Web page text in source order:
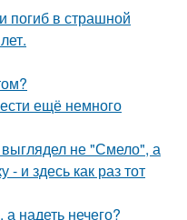
погиб в страшной
ещё немного
не "Смело", а
и здесь как раз тот
надеть нечего?